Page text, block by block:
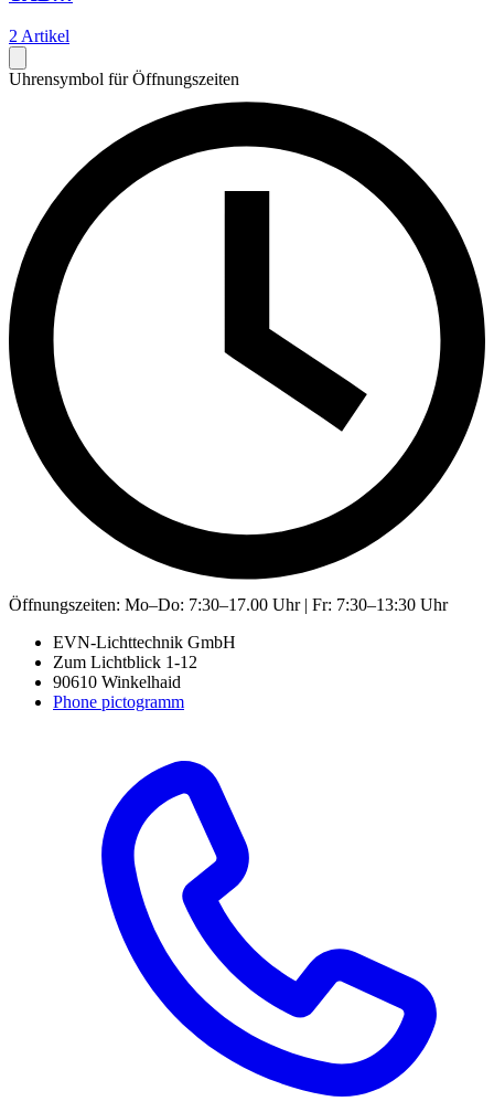
2 Artikel
Uhrensymbol für Öffnungszeiten
Öffnungszeiten: Mo–Do: 7:30–17.00 Uhr | Fr: 7:30–13:30 Uhr
EVN-Lichttechnik GmbH
Zum Lichtblick 1-12
90610 Winkelhaid
Phone pictogramm